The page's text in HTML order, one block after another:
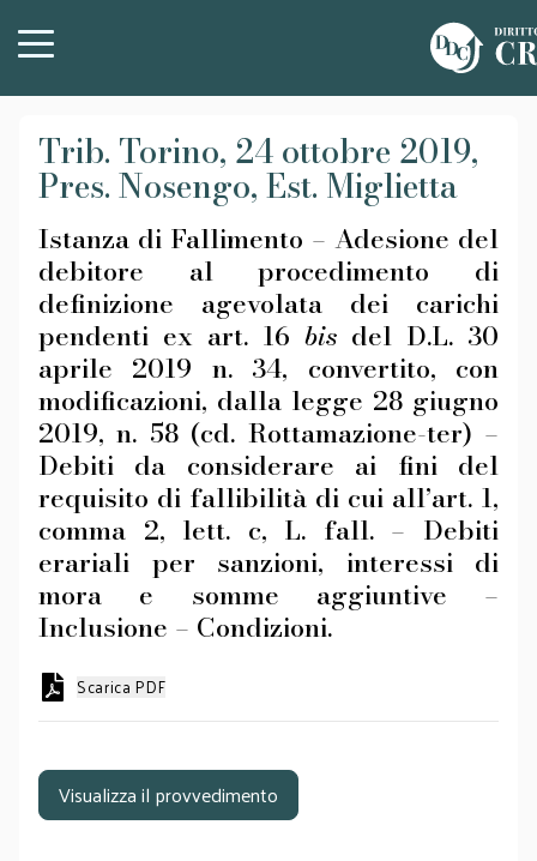
Trib. Torino, 24 ottobre 2019,
Pres. Nosengo, Est. Miglietta
Istanza di Fallimento – Adesione del
debitore al procedimento di
definizione agevolata dei carichi
pendenti ex art. 16 bis del D.L. 30
aprile 2019 n. 34, convertito, con
modificazioni, dalla legge 28 giugno
2019, n. 58 (cd. Rottamazione-ter) –
Debiti da considerare ai fini del
requisito di fallibilità di cui all’art. 1,
comma 2, lett. c, L. fall. – Debiti
erariali per sanzioni, interessi di
mora e somme aggiuntive –
Inclusione – Condizioni.
Scarica PDF
Visualizza il provvedimento